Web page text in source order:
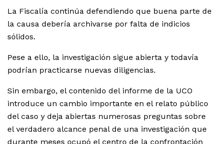
La Fiscalía continúa defendiendo que buena parte de
la causa debería archivarse por falta de indicios
sólidos.
Pese a ello, la investigación sigue abierta y todavía
podrían practicarse nuevas diligencias.
Sin embargo, el contenido del informe de la UCO
introduce un cambio importante en el relato público
del caso y deja abiertas numerosas preguntas sobre
el verdadero alcance penal de una investigación que
durante meses ocupó el centro de la confrontación